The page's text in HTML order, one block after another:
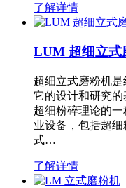
了解详情
LUM 超细立式
超细立式磨粉机是
它的设计和研究
超细粉碎理论的
业设备，包括超
式…
了解详情